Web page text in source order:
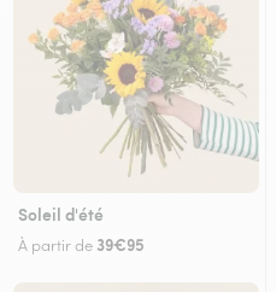
Soleil d'été
À partir de 39€95